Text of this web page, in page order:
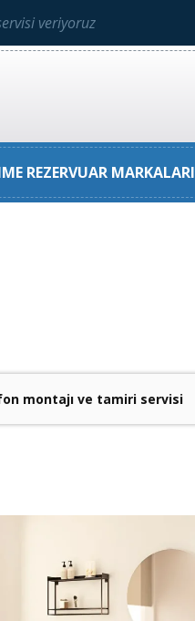
veriyoruz
REZERVUAR MARKALARI
montajı ve tamiri servisi